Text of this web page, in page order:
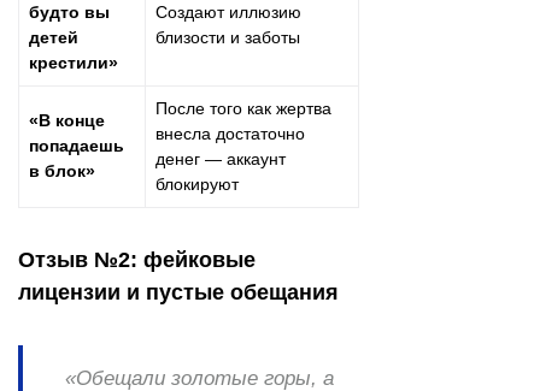
будто вы
детей
крестили»
Создают иллюзию
близости и заботы
«В конце
попадаешь
в блок»
После того как жертва
внесла достаточно
денег — аккаунт
блокируют
Отзыв №2: фейковые
лицензии и пустые обещания
«Обещали золотые горы, а